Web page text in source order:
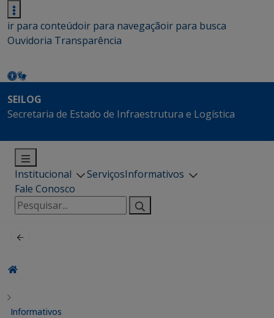
ir para conteúdoir para navegaçãoir para busca
Ouvidoria Transparência
SEILOG
Secretaria de Estado de Infraestrutura e Logística
Institucional ServiçosInformativos
Fale Conosco
Pesquisar
por:
Informativos